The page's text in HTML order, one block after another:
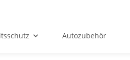
Autozubehör